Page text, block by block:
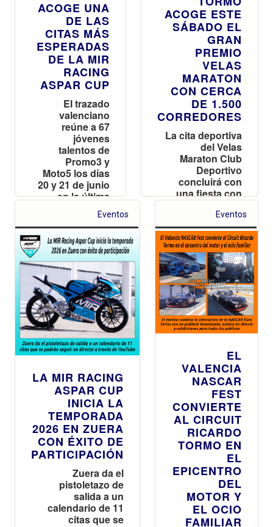
ACOGE UNA
DE LAS
CITAS MÁS
ESPERADAS
DE LA MIR
RACING
ASPAR CUP
El trazado
valenciano
reúne a 67
jóvenes
talentos de
Promo3 y
Moto5 los días
20 y 21 de junio
en la última
prueba antes
del parón
estival
ACOGE ESTE
SÁBADO EL
GRAN
PREMIO
VELAS
MARATON
CON CERCA
DE 1.500
CORREDORES
La cita deportiva
del Velas
Maraton Club
Deportivo
concluirá con
una fiesta con
DJ y 'food
trucks' en el
icónico Pit Lane
del recinto
Eventos
LA MIR RACING
ASPAR CUP
INICIA LA
TEMPORADA
2026 EN ZUERA
CON ÉXITO DE
PARTICIPACIÓN
Zuera da el
pistoletazo de
salida a un
calendario de 11
citas que se
Eventos
EL
VALENCIA
NASCAR
FEST
CONVIERTE
AL CIRCUIT
RICARDO
TORMO EN
EL
EPICENTRO
DEL
MOTOR Y
EL OCIO
FAMILIAR